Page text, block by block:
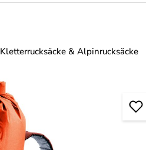
Kletterrucksäcke & Alpinrucksäcke